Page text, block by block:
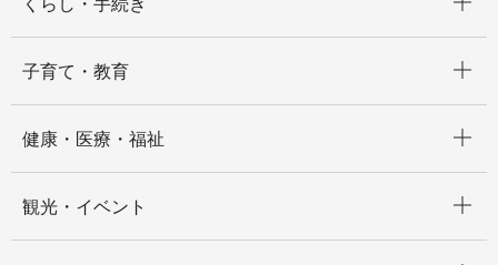
子育て・教育
健康・医療・福祉
観光・イベント